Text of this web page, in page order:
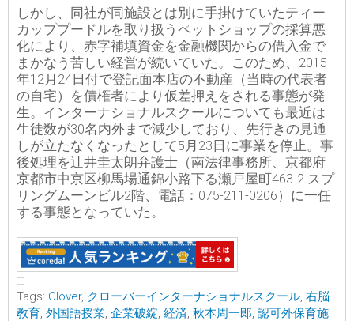
しかし、同社が同施設とは別に手掛けていたティー
カッププードルを取り扱うペットショップの採算悪
化により、赤字補填資金を金融機関からの借入金で
まかなう苦しい経営が続いていた。このため、2015
年12月24日付で登記面本店の不動産（当時の代表者
の自宅）を債権者により仮差押えをされる事態が発
生。インターナショナルスクールについても最近は
生徒数が30名内外まで減少しており、先行きの見通
しが立たなくなったとして5月23日に事業を停止。事
後処理を辻井圭太朗弁護士（南法律事務所、京都府
京都市中京区柳馬場通錦小路下る瀬戸屋町463-2 スプ
リングムーンビル2階、電話：075-211-0206）に一任
する事態となっていた。
Tags: Clover, クローバーインターナショナルスクール, 右脳
教育, 外国語授業, 企業破綻, 経済, 秋本周一郎, 認可外保育施